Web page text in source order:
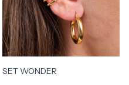
SET WONDER